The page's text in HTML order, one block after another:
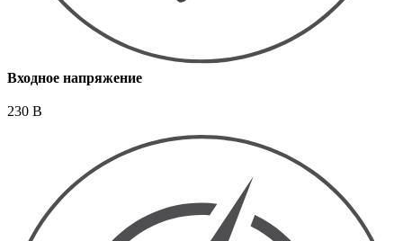
Входное напряжение
230 В